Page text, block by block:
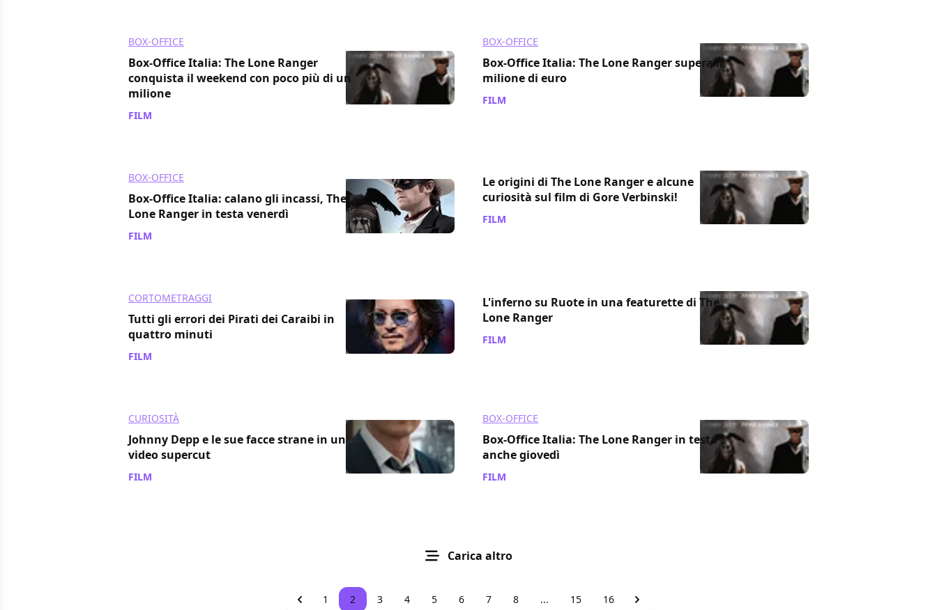
BOX-OFFICE
Box-Office Italia: The Lone Ranger
conquista il weekend con poco più di un
milione
FILM
BOX-OFFICE
Box-Office Italia: The Lone Ranger supera il
milione di euro
FILM
BOX-OFFICE
Box-Office Italia: calano gli incassi, The
Lone Ranger in testa venerdì
FILM
Le origini di The Lone Ranger e alcune
curiosità sul film di Gore Verbinski!
FILM
CORTOMETRAGGI
Tutti gli errori dei Pirati dei Caraibi in
quattro minuti
FILM
L'inferno su Ruote in una featurette di The
Lone Ranger
FILM
CURIOSITÀ
Johnny Depp e le sue facce strane in un
video supercut
FILM
BOX-OFFICE
Box-Office Italia: The Lone Ranger in testa
anche giovedì
FILM
Carica altro
1 2 3 4 5 6 7 8 ... 15 16